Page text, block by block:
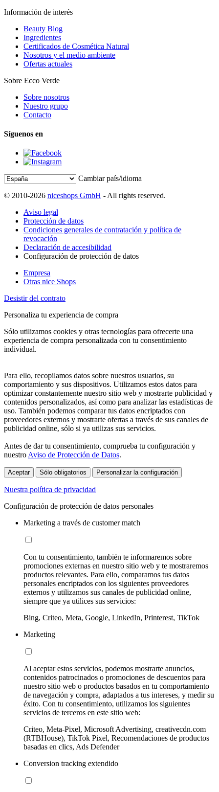
Información de interés
Beauty Blog
Ingredientes
Certificados de Cosmética Natural
Nosotros y el medio ambiente
Ofertas actuales
Sobre Ecco Verde
Sobre nosotros
Nuestro grupo
Contacto
Síguenos en
Cambiar país/idioma
© 2010-2026 niceshops GmbH - All rights reserved.
Aviso legal
Protección de datos
Condiciones generales de contratación y política de
revocación
Declaración de accesibilidad
Configuración de protección de datos
Empresa
Otras nice Shops
Desistir del contrato
Personaliza tu experiencia de compra
Sólo utilizamos cookies y otras tecnologías para ofrecerte una
experiencia de compra personalizada con tu consentimiento
individual.
Para ello, recopilamos datos sobre nuestros usuarios, su
comportamiento y sus dispositivos. Utilizamos estos datos para
optimizar constantemente nuestro sitio web y mostrarte publicidad y
contenidos personalizados, así como para analizar las estadísticas de
uso. También podemos comparar tus datos encriptados con
proveedores externos y mostrarte ofertas a través de sus canales de
publicidad online, sólo si ya utilizas sus servicios.
Antes de dar tu consentimiento, comprueba tu configuración y
nuestroAviso de Protección de Datos.
Aceptar Sólo obligatorios Personalizar la configuración
Nuestra política de privacidad
Configuración de protección de datos personales
Marketing a través de customer match
Con tu consentimiento, también te informaremos sobre
promociones externas en nuestro sitio web y te mostraremos
productos relevantes. Para ello, comparamos tus datos
personales encriptados con los siguientes proveedores
externos y utilizamos sus canales de publicidad online,
siempre que ya utilices sus servicios:
Bing, Criteo, Meta, Google, LinkedIn, Printerest, TikTok
Marketing
Al aceptar estos servicios, podemos mostrarte anuncios,
contenidos patrocinados o promociones de descuentos para
nuestro sitio web o productos basados en tu comportamiento
de navegación y compra, adaptados a tus intereses, y medir su
éxito. Con tu consentimiento, utilizamos los siguientes
servicios de terceros en este sitio web:
Criteo, Meta-Pixel, Microsoft Advertising, creativecdn.com
(RTBHouse), TikTok Pixel, Recomendaciones de productos
basadas en clics, Ads Defender
Conversion tracking extendido